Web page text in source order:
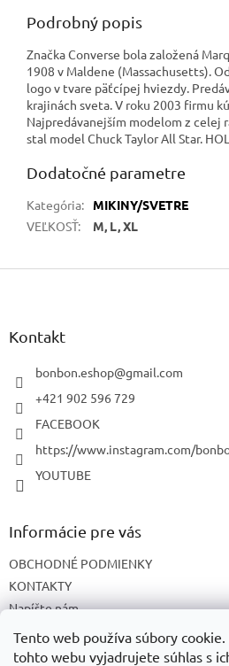
Tento web používa súbory
tohto webu vyjadrujete súhlas s
Podrobný popis
Značka Converse bola založená
1908 v Maldene (Massachusetts).
logo v tvare päťcípej hviezdy.
krajinách sveta. V roku 2003 firmu
Najpredávanejším modelom z celej
stal model Chuck Taylor All Star.
Dodatočné parametre
Kategória:
MIKINY/SVETRE
VEĽKOSŤ: M, L, XL
Z
Kontakt
bonbon.eshop@gmail.com
+421 902 596 729
FACEBOOK
https://www.instagram.com/
YOUTUBE
Informácie pre vás
OBCHODNÉ PODMIENKY
KONTAKTY
Napíšte nám